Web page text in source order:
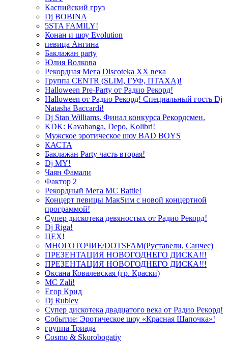
Каспийский груз
Dj BOBINA
5STA FAMILY!
Конан и шоу Evolution
певица Ангина
Баклажан party
Юлия Волкова
Рекордная Мега Discoteka XX века
Группа CENTR (SLIM, ГУФ, ПТАХА)!
Halloween Pre-Party от Радио Рекорд!
Halloween от Радио Рекорд! Специальный гость Dj
Natasha Baccardi!
Dj Stan Williams. Финал конкурса Рекордсмен.
KDK: Kavabanga, Depo, Kolibri!
Мужское эротическое шоу BAD BOYS
КАСТА
Баклажан Party часть вторая!
Dj MY!
Чаян Фамали
Фактор 2
Рекордный Мега МС Battle!
Концерт певицы МакSим с новой концертной
программой!
Супер дискотека девяностых от Радио Рекорд!
Dj Riga!
ЦЕХ!
МНОГОТОЧИЕ/DOTSFAM(Руставели, Санчес)
ПРЕЗЕНТАЦИЯ НОВОГОДНЕГО ДИСКА!!!
ПРЕЗЕНТАЦИЯ НОВОГОДНЕГО ДИСКА!!!
Оксана Ковалевская (гр. Краски)
MC Zali!
Егор Крид
Dj Rublev
Супер дискотека двадцатого века от Радио Рекорд!
Событие: Эротическое шоу «Красная Шапочка»!
группа Триада
Cosmo & Skorobogatiy